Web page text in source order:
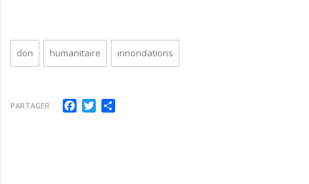
don humanitaire innondations
PARTAGER Facebook
Twitter